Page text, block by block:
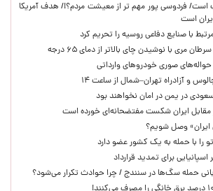
فردوسی پور مهم تر از معیشت مردم؟!/ هدف آمریکا
است
مری با نوشیدن چای بالاتر از دمای ۶۵ درجه
صوری خودروهای وارداتی
و آزادراه تهران–شمال از ساعت ۱۴
سعودی در یمن در امان نخواهند بود
مقابل ایران شکست مفتضحانه‌ای خورده است
وصل شویم؟
را با حمله به یک کشور عضو دارد
اسپانیایی برای تمدید قرارداد